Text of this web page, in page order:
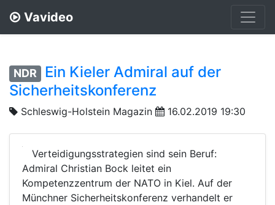
Vavideo
NDR
Ein Kieler Admiral auf der
Sicherheitskonferenz
Schleswig-Holstein Magazin 16.02.2019 19:30
Verteidigungsstrategien sind sein Beruf:
Admiral Christian Bock leitet ein
Kompetenzzentrum der NATO in Kiel. Auf der
Münchner Sicherheitskonferenz verhandelt er